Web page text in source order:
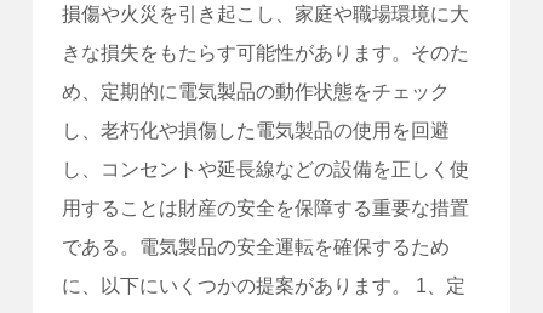
損傷や火災を引き起こし、家庭や職場環境に大
きな損失をもたらす可能性があります。そのた
め、定期的に電気製品の動作状態をチェック
し、老朽化や損傷した電気製品の使用を回避
し、コンセントや延長線などの設備を正しく使
用することは財産の安全を保障する重要な措置
である。電気製品の安全運転を確保するため
に、以下にいくつかの提案があります。 1、定